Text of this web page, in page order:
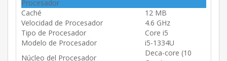
Procesador
Caché
12 MB
Velocidad de Procesador
4.6 GHz
Tipo de Procesador
Core i5
Modelo de Procesador
i5-1334U
Núcleo del Procesador
Deca-core (10